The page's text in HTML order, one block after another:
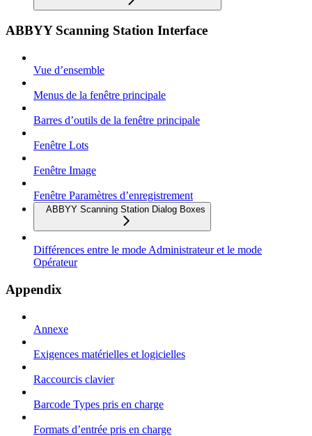
ABBYY Scanning Station Interface
Vue d’ensemble
Menus de la fenêtre principale
Barres d’outils de la fenêtre principale
Fenêtre Lots
Fenêtre Image
Fenêtre Paramètres d’enregistrement
ABBYY Scanning Station Dialog Boxes
Différences entre le mode Administrateur et le mode
Opérateur
Appendix
Annexe
Exigences matérielles et logicielles
Raccourcis clavier
Barcode Types pris en charge
Formats d’entrée pris en charge